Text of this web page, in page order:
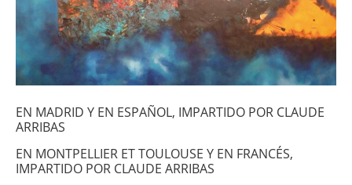
EN MADRID Y EN ESPAÑOL, IMPARTIDO POR CLAUDE
ARRIBAS
EN MONTPELLIER ET TOULOUSE Y EN FRANCÉS,
IMPARTIDO POR CLAUDE ARRIBAS